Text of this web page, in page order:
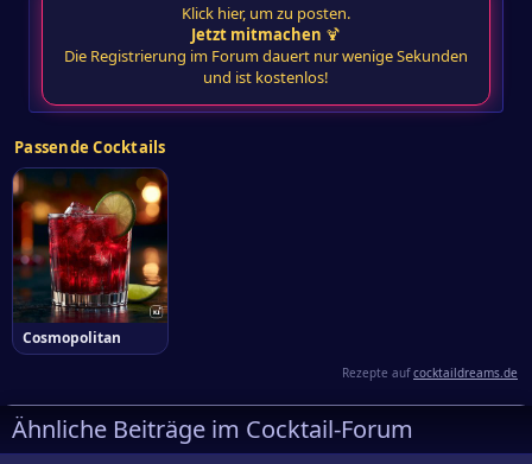
Klick hier, um zu posten.
Jetzt mitmachen 🍹
Die Registrierung im Forum dauert nur wenige Sekunden
und ist kostenlos!
Passende Cocktails
Cosmopolitan
Rezepte aufcocktaildreams.de
Ähnliche Beiträge im Cocktail-Forum